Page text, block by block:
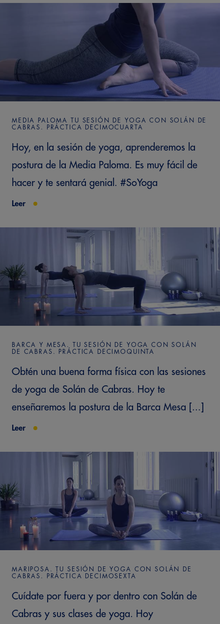
MEDIA PALOMA TU SESIÓN DE YOGA CON SOLÁN DE
CABRAS. PRÁCTICA DECIMOCUARTA
Hoy, en la sesión de yoga, aprenderemos la
postura de la Media Paloma. Es muy fácil de
hacer y te sentará genial. #SoYoga
Leer
BARCA Y MESA. TU SESIÓN DE YOGA CON SOLÁN
DE CABRAS. PRÁCTICA DECIMOQUINTA
Obtén una buena forma física con las sesiones
de yoga de Solán de Cabras. Hoy te
enseñaremos la postura de la Barca Mesa [...]
Leer
MARIPOSA. TU SESIÓN DE YOGA CON SOLÁN DE
CABRAS. PRÁCTICA DECIMOSEXTA
Cuídate por fuera y por dentro con Solán de
Cabras y sus clases de yoga. Hoy